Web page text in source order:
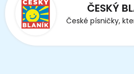
ČESKÝ
České písničky,